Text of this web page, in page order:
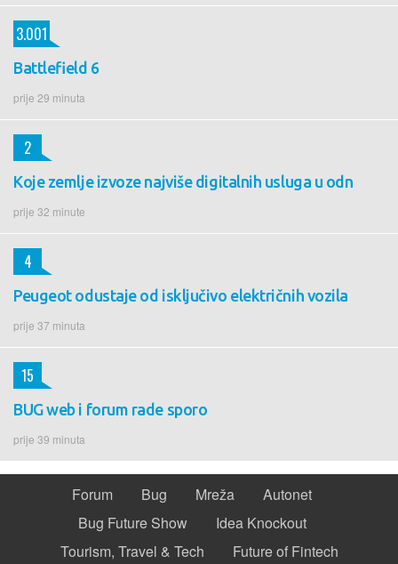
Battlefield 6
prije 29 minuta
3.001
Koje zemlje izvoze najviše digitalnih usluga u odn
prije 32 minute
2
Peugeot odustaje od isključivo električnih vozila
prije 37 minuta
4
BUG web i forum rade sporo
prije 39 minuta
15
Forum Bug Mreža
Autonet
Bug Future Show
Idea Knockout
Tourism, Travel & Tech
Future of Fintech